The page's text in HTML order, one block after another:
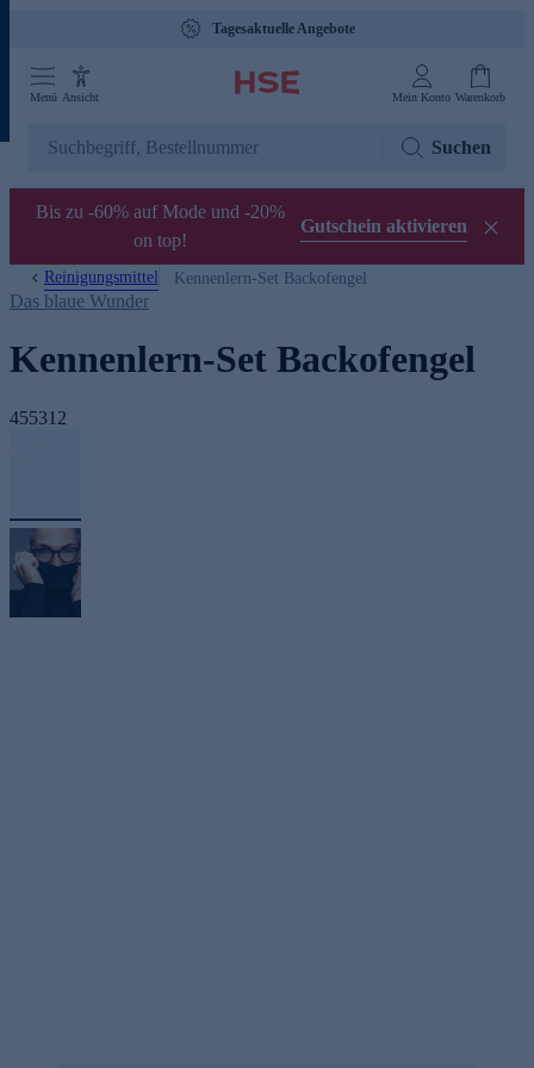
Tagesaktuelle Angebote
Menü Ansicht Mein Konto Warenkorb
Suchen
Bis zu -60% auf Mode und -20%
on top!
Gutschein aktivieren
Reinigungsmittel Kennenlern-Set Backofengel
Das blaue Wunder
Kennenlern-Set Backofengel
455312